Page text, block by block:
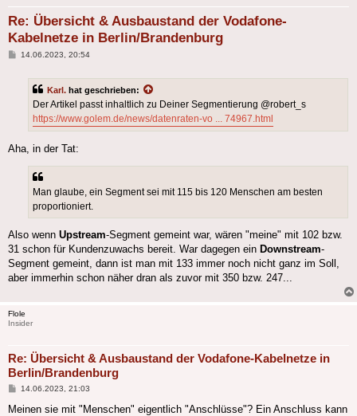
Re: Übersicht & Ausbaustand der Vodafone-
Kabelnetze in Berlin/Brandenburg
Beitrag
14.06.2023, 20:54
Karl. hat geschrieben:
Der Artikel passt inhaltlich zu Deiner Segmentierung @robert_s
https://www.golem.de/news/datenraten-vo ... 74967.html
Aha, in der Tat:
Man glaube, ein Segment sei mit 115 bis 120 Menschen am besten
proportioniert.
Also wenn Upstream-Segment gemeint war, wären "meine" mit 102 bzw.
31 schon für Kundenzuwachs bereit. War dagegen ein Downstream-
Segment gemeint, dann ist man mit 133 immer noch nicht ganz im Soll,
aber immerhin schon näher dran als zuvor mit 350 bzw. 247...
Flole
Insider
Re: Übersicht & Ausbaustand der Vodafone-Kabelnetze in
Berlin/Brandenburg
Beitrag
14.06.2023, 21:03
Meinen sie mit "Menschen" eigentlich "Anschlüsse"? Ein Anschluss kann